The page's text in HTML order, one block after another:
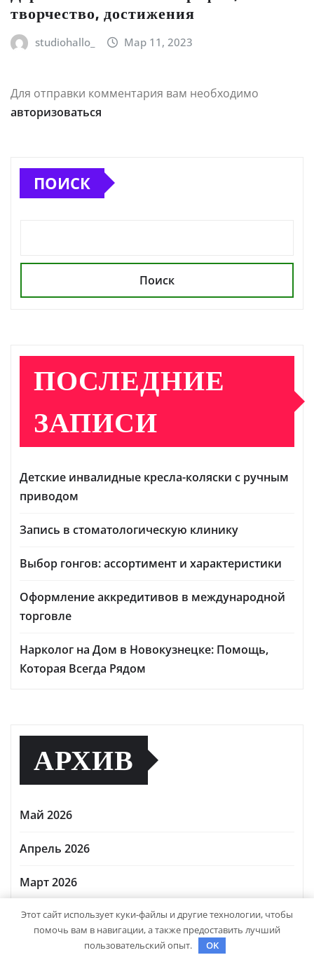
творчество, достижения
studiohallo_ Мар 11, 2023
Для отправки комментария вам необходимо
авторизоваться
ПОИСК
Поиск
ПОСЛЕДНИЕ
ЗАПИСИ
Детские инвалидные кресла-коляски с ручным
приводом
Запись в стоматологическую клинику
Выбор гонгов: ассортимент и характеристики
Оформление аккредитивов в международной
торговле
Нарколог на Дом в Новокузнецке: Помощь,
Которая Всегда Рядом
АРХИВ
Май 2026
Апрель 2026
Март 2026
Октябрь 2024
Сентябрь 2024
Этот сайт использует куки-файлы и другие технологии, чтобы
помочь вам в навигации, а также предоставить лучший
пользовательский опыт.
OK